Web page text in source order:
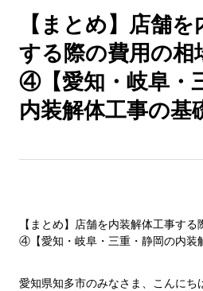
【まとめ】店舗
する際の費用の相
④【愛知・岐阜・
内装解体工事の基
【まとめ】店舗を内装解体工事する
④【愛知・岐阜・三重・静岡の内装
愛知県知多市のみなさま、こんにち